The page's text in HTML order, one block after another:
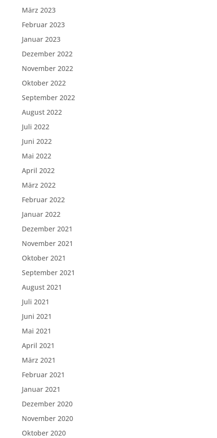
März 2023
Februar 2023
Januar 2023
Dezember 2022
November 2022
Oktober 2022
September 2022
August 2022
Juli 2022
Juni 2022
Mai 2022
April 2022
März 2022
Februar 2022
Januar 2022
Dezember 2021
November 2021
Oktober 2021
September 2021
August 2021
Juli 2021
Juni 2021
Mai 2021
April 2021
März 2021
Februar 2021
Januar 2021
Dezember 2020
November 2020
Oktober 2020